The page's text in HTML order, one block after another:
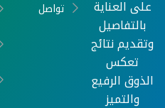
على العناية
بالتفاصيل
وتقديم نتائج
تعكس
الذوق الرفيع
والتميز
تواصل